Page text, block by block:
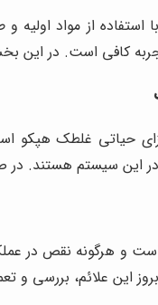
استفاده از مواد
کافی است. در این
حیاتی غلطک هپکو
در این سیستم هستند.
و هرگونه نقص در
این علائم، بررسی و